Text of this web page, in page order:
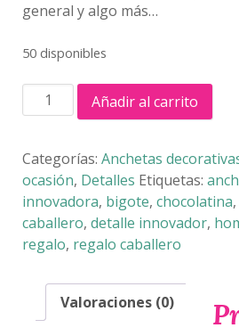
general y algo más…
50 disponibles
ANCHETA
ALBA
cantidad
Añadir al carrito
Categorías: Anchetas
ocasión, Detalles Etiquetas:
innovadora, bigote, chocolatina,
caballero, detalle innovador,
regalo, regalo caballero
Valoraciones (0)